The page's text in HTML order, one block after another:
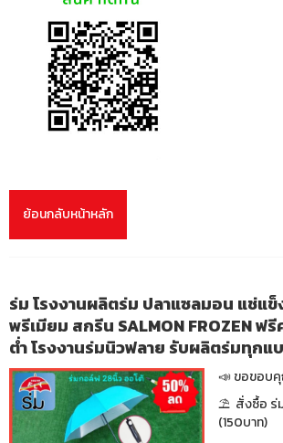
ย้อนกลับหน้าหลัก
ร่ม โรงงานผลิตร่ม ปลาแซลมอน แช่แ
พรีเมียม สกรีน SALMON FROZEN ฟ
ต่ำ โรงงานร่มนิวฟลาย รับผลิตร่มทุกแ
📣 ขอขอบ
⛱ สั่งซื้อ ร่
(150บาท)